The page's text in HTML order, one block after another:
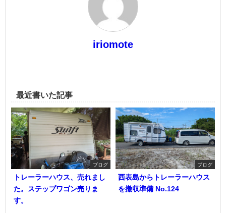
iriomote
最近書いた記事
ブログ
トレーラーハウス、売れまし
た。ステップワゴン売りま
す。
ブログ
西表島からトレーラーハウス
を撤収準備 No.124